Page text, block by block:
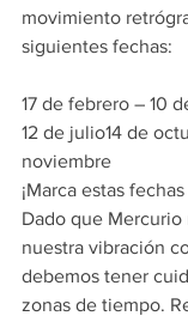
movimiento
siguientes fechas:
17 de febrero – 10
12 de julio14 de
noviembre
¡Marca estas
Dado que
nuestra vibración
debemos tener
zonas de tiempo.